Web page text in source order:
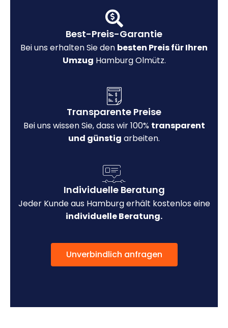
Best-Preis-Garantie
Bei uns erhalten Sie den besten Preis für Ihren
Umzug Hamburg Olmütz.
Transparente Preise
Bei uns wissen Sie, dass wir 100% transparent
und günstig arbeiten.
Individuelle Beratung
Jeder Kunde aus Hamburg erhält kostenlos eine
individuelle Beratung.
Unverbindlich anfragen